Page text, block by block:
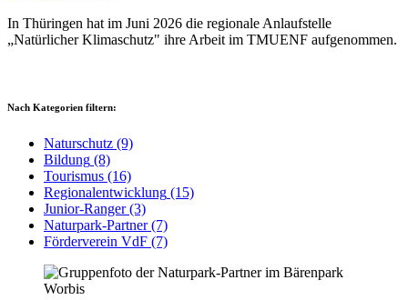
In Thüringen hat im Juni 2026 die regionale Anlaufstelle
„Natürlicher Klimaschutz" ihre Arbeit im TMUENF aufgenommen.
Nach Kategorien filtern:
Naturschutz (9)
Bildung (8)
Tourismus (16)
Regionalentwicklung (15)
Junior-Ranger (3)
Naturpark-Partner (7)
Förderverein VdF (7)